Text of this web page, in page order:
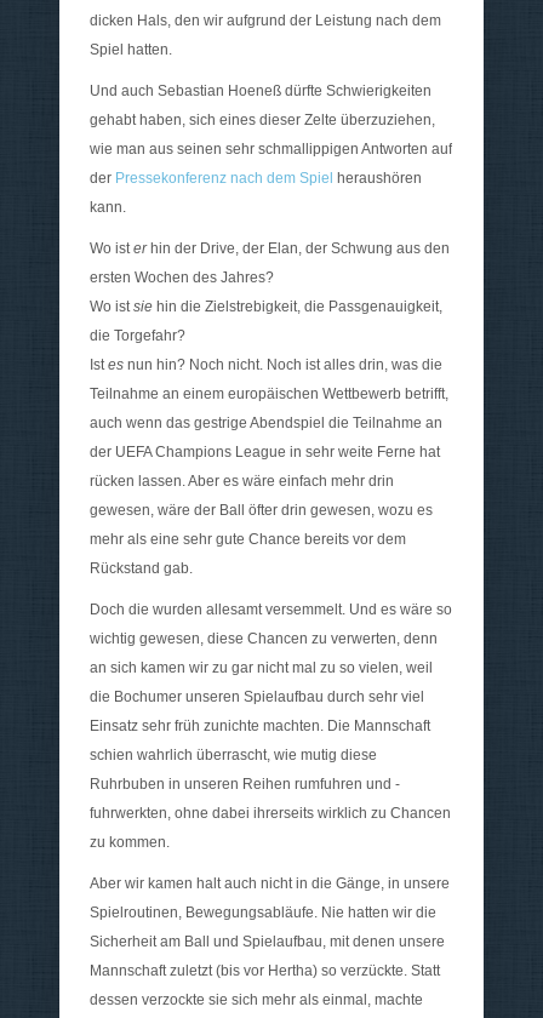
dicken Hals, den wir aufgrund der Leistung nach dem
Spiel hatten.
Und auch Sebastian Hoeneß dürfte Schwierigkeiten
gehabt haben, sich eines dieser Zelte überzuziehen,
wie man aus seinen sehr schmallippigen Antworten auf
der Pressekonferenz nach dem Spiel
heraushören
kann.
Wo isterhin der Drive, der Elan, der Schwung aus den
ersten Wochen des Jahres?
Wo istsie hin die Zielstrebigkeit, die Passgenauigkeit,
die Torgefahr?
Istes nun hin? Noch nicht. Noch ist alles drin, was die
Teilnahme an einem europäischen Wettbewerb betrifft,
auch wenn das gestrige Abendspiel die Teilnahme an
der UEFA Champions League in sehr weite Ferne hat
rücken lassen. Aber es wäre einfach mehr drin
gewesen, wäre der Ball öfter drin gewesen, wozu es
mehr als eine sehr gute Chance bereits vor dem
Rückstand gab.
Doch die wurden allesamt versemmelt. Und es wäre so
wichtig gewesen, diese Chancen zu verwerten, denn
an sich kamen wir zu gar nicht mal zu so vielen, weil
die Bochumer unseren Spielaufbau durch sehr viel
Einsatz sehr früh zunichte machten. Die Mannschaft
schien wahrlich überrascht, wie mutig diese
Ruhrbuben in unseren Reihen rumfuhren und -
fuhrwerkten, ohne dabei ihrerseits wirklich zu Chancen
zu kommen.
Aber wir kamen halt auch nicht in die Gänge, in unsere
Spielroutinen, Bewegungsabläufe. Nie hatten wir die
Sicherheit am Ball und Spielaufbau, mit denen unsere
Mannschaft zuletzt (bis vor Hertha) so verzückte. Statt
dessen verzockte sie sich mehr als einmal, machte